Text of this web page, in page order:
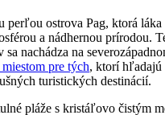
perľou ostrova Pag, ktorá
a nádhernou prírodou.
nachádza na
pre tých, ktorí hľadajú
turistických destinácií.
pláže s kristáľovo čistým